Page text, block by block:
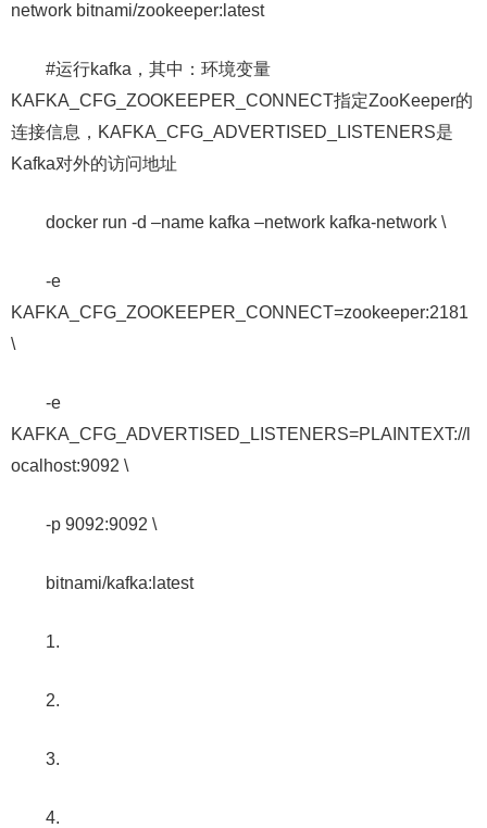
network bitnami/zookeeper:latest
#运行kafka，其中：环境变量
KAFKA_CFG_ZOOKEEPER_CONNECT指定ZooKeeper的
连接信息，KAFKA_CFG_ADVERTISED_LISTENERS是
Kafka对外的访问地址
docker run -d –name kafka –network kafka-network \
-e
KAFKA_CFG_ZOOKEEPER_CONNECT=zookeeper:2181
\
-e
KAFKA_CFG_ADVERTISED_LISTENERS=PLAINTEXT://l
ocalhost:9092 \
-p 9092:9092 \
bitnami/kafka:latest
1.
2.
3.
4.